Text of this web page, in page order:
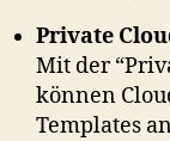
Private
Mit der
können
Templates